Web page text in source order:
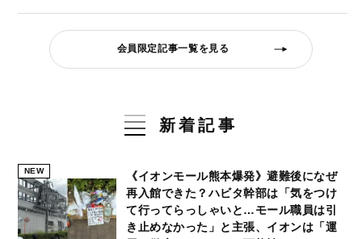
会員限定記事一覧を見る
新着記事
NEW
《イオンモール熊本爆発》避難後になぜ
再入館できた？ハビタ幹部は「気をつけ
て行ってらっしゃいと…モール職員は引
き止めなかった」と主張、イオンは「運